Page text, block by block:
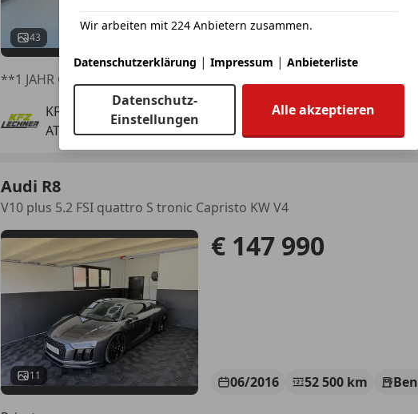
43
**1 JAHR GARANTIE KOSTENLOS** Finanzierung möglich
KFZ Lechner GmbH
AT-4782 St. Florian am Inn
Audi R8
V10 plus 5.2 FSI quattro S tronic Capristo KW V4
11
€ 147 990
06/2016 52 500 km
Wir arbeiten mit 224 Anbietern zusammen.
Datenschutzerklärung | Impressum | Anbieterliste
Datenschutz-
Einstellungen
Alle akzeptieren